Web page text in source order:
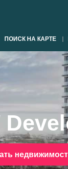
ПОИСК НА КАРТЕ